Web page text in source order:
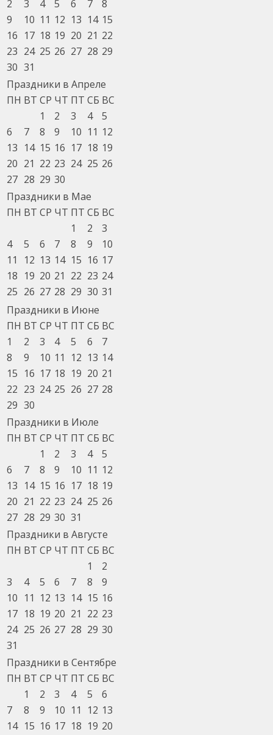
2
3 4 5 6 7
8
9
10 11 12 13 14 15
16 17 18 19 20 21 22
23 24 25 26 27 28 29
30 31
Праздники в Апреле
ПН ВТ СР ЧТ ПТ СБ ВС
1
2 3 4
5
6
7 8 9 10 11 12
13 14 15 16 17 18 19
20 21 22 23 24 25 26
27 28 29 30
Праздники в Мае
ПН ВТ СР ЧТ ПТ СБ ВС
1
2
3
4
5 6 7 8 9
10
11
12 13 14 15 16 17
18 19 20 21 22 23 24
25 26 27 28 29 30 31
Праздники в Июне
ПН ВТ СР ЧТ ПТ СБ ВС
1
2 3 4 5 6
7
8
9 10 11 12 13 14
15 16 17 18 19 20 21
22 23 24 25 26 27 28
29 30
Праздники в Июле
ПН ВТ СР ЧТ ПТ СБ ВС
1
2 3 4
5
6
7 8 9 10 11 12
13 14 15 16 17 18 19
20 21 22 23 24 25 26
27 28 29 30 31
Праздники в Августе
ПН ВТ СР ЧТ ПТ СБ ВС
1
2
3
4 5 6 7 8
9
10 11 12 13 14 15 16
17 18 19 20 21 22 23
24 25 26 27 28 29 30
31
Праздники в Сентябре
ПН ВТ СР ЧТ ПТ СБ ВС
1
2 3 4 5
6
7
8 9 10 11 12 13
14 15 16 17 18 19 20